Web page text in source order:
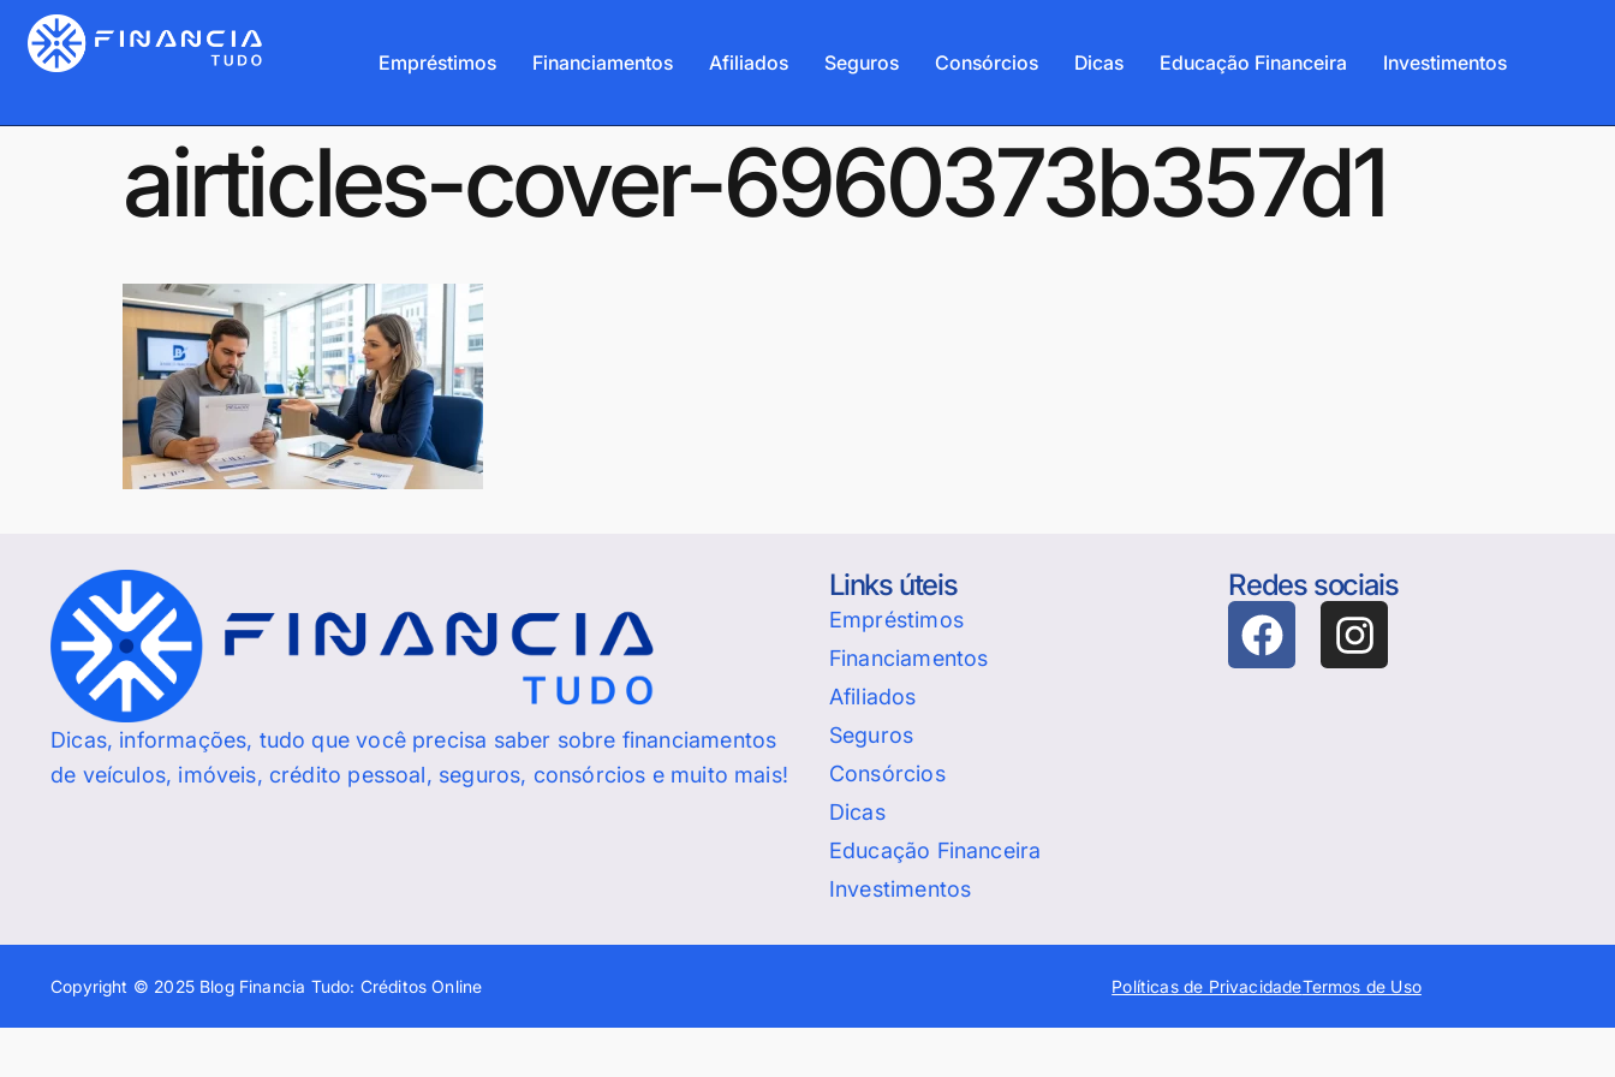
Empréstimos Financiamentos Afiliados Seguros Consórcios Dicas Educação Financeira Investimentos
airticles-cover-6960373b357d1
Dicas, informações, tudo que você precisa saber sobre financiamentos
de veículos, imóveis, crédito pessoal, seguros, consórcios e muito mais!
Links úteis
Empréstimos
Financiamentos
Afiliados
Seguros
Consórcios
Dicas
Educação Financeira
Investimentos
Redes sociais
Copyright © 2025 Blog Financia Tudo: Créditos Online Políticas de PrivacidadeTermos de Uso